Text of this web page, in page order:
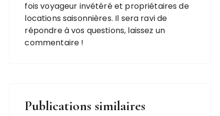
fois voyageur invétéré et propriétaires de
locations saisonnières. Il sera ravi de
répondre à vos questions, laissez un
commentaire !
Publications similaires